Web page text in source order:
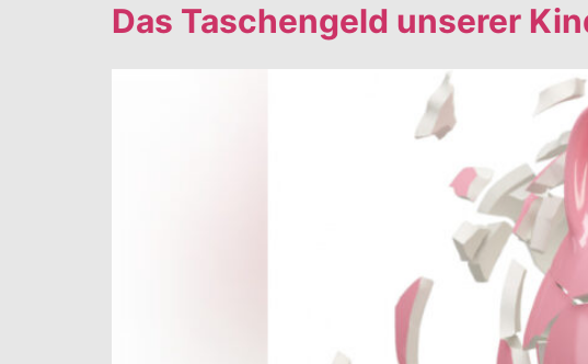
Das Taschengeld unserer